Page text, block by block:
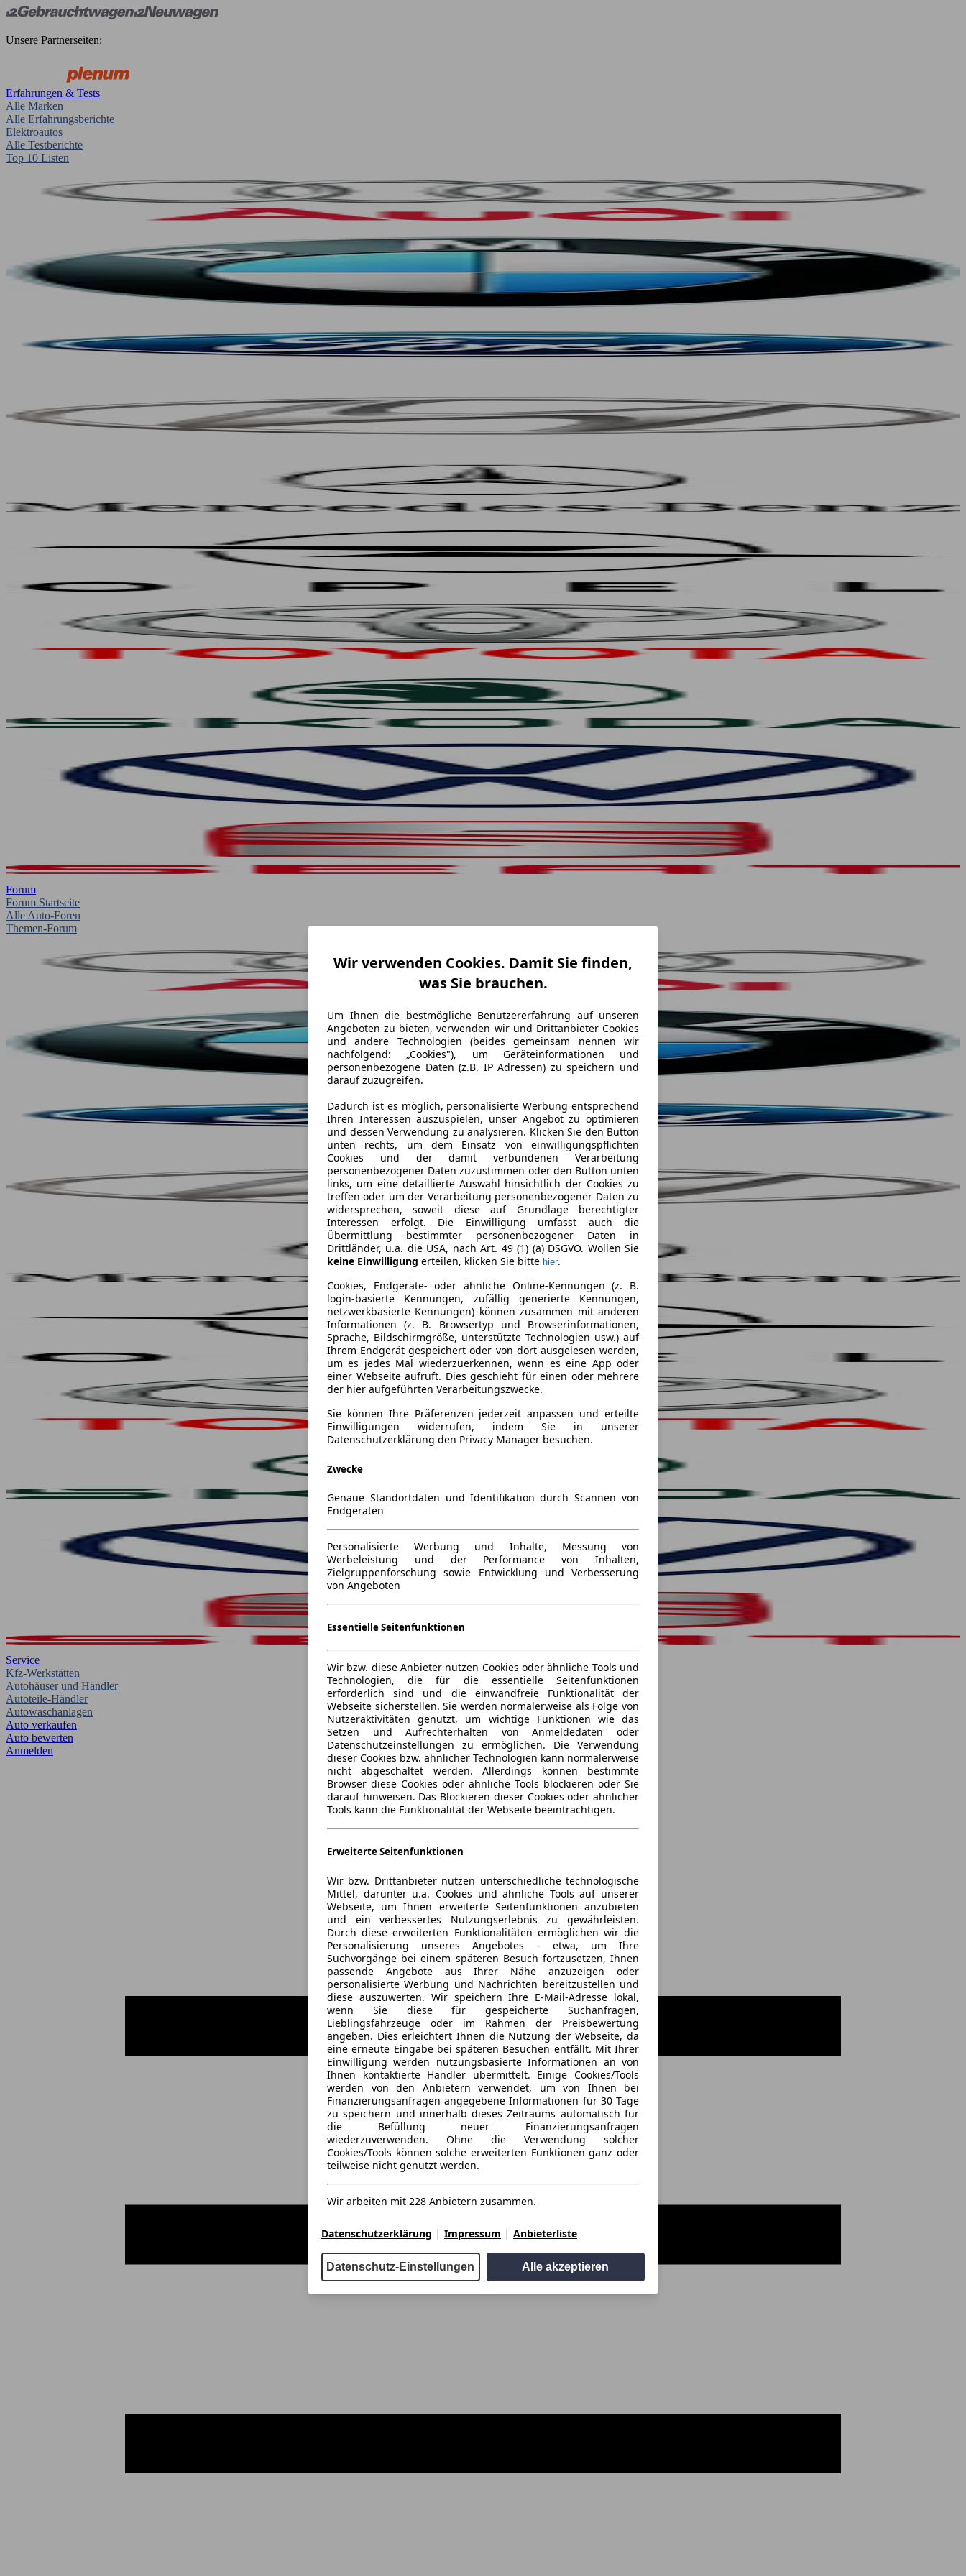
Unsere Partnerseiten:
Erfahrungen & Tests
Alle Marken
Alle Erfahrungsberichte
Elektroautos
Alle Testberichte
Top 10 Listen
Forum
Forum Startseite
Alle Auto-Foren
Themen-Forum
Service
Kfz-Werkstätten
Autohäuser und Händler
Autoteile-Händler
Autowaschanlagen
Auto verkaufen
Auto bewerten
Anmelden
Wir verwenden Cookies. Damit Sie finden,
was Sie brauchen.
Um Ihnen die bestmögliche Benutzererfahrung auf unseren
Angeboten zu bieten, verwenden wir und Drittanbieter Cookies
und andere Technologien (beides gemeinsam nennen wir
nachfolgend: „Cookies"), um Geräteinformationen und
personenbezogene Daten (z.B. IP Adressen) zu speichern und
darauf zuzugreifen.
Dadurch ist es möglich, personalisierte Werbung entsprechend
Ihren Interessen auszuspielen, unser Angebot zu optimieren
und dessen Verwendung zu analysieren. Klicken Sie den Button
unten rechts, um dem Einsatz von einwilligungspflichten
Cookies und der damit verbundenen Verarbeitung
personenbezogener Daten zuzustimmen oder den Button unten
links, um eine detaillierte Auswahl hinsichtlich der Cookies zu
treffen oder um der Verarbeitung personenbezogener Daten zu
widersprechen, soweit diese auf Grundlage berechtigter
Interessen erfolgt. Die Einwilligung umfasst auch die
Übermittlung bestimmter personenbezogener Daten in
Drittländer, u.a. die USA, nach Art. 49 (1) (a) DSGVO. Wollen Sie
keine Einwilligung erteilen, klicken Sie bitte hier.
Cookies, Endgeräte- oder ähnliche Online-Kennungen (z. B.
login-basierte Kennungen, zufällig generierte Kennungen,
netzwerkbasierte Kennungen) können zusammen mit anderen
Informationen (z. B. Browsertyp und Browserinformationen,
Sprache, Bildschirmgröße, unterstützte Technologien usw.) auf
Ihrem Endgerät gespeichert oder von dort ausgelesen werden,
um es jedes Mal wiederzuerkennen, wenn es eine App oder
einer Webseite aufruft. Dies geschieht für einen oder mehrere
der hier aufgeführten Verarbeitungszwecke.
Sie können Ihre Präferenzen jederzeit anpassen und erteilte
Einwilligungen widerrufen, indem Sie in unserer
Datenschutzerklärung den Privacy Manager besuchen.
Zwecke
Genaue Standortdaten und Identifikation durch Scannen von
Endgeräten
Personalisierte Werbung und Inhalte, Messung von
Werbeleistung und der Performance von Inhalten,
Zielgruppenforschung sowie Entwicklung und Verbesserung
von Angeboten
Essentielle Seitenfunktionen
Wir bzw. diese Anbieter nutzen Cookies oder ähnliche Tools und
Technologien, die für die essentielle Seitenfunktionen
erforderlich sind und die einwandfreie Funktionalität der
Webseite sicherstellen. Sie werden normalerweise als Folge von
Nutzeraktivitäten genutzt, um wichtige Funktionen wie das
Setzen und Aufrechterhalten von Anmeldedaten oder
Datenschutzeinstellungen zu ermöglichen. Die Verwendung
dieser Cookies bzw. ähnlicher Technologien kann normalerweise
nicht abgeschaltet werden. Allerdings können bestimmte
Browser diese Cookies oder ähnliche Tools blockieren oder Sie
darauf hinweisen. Das Blockieren dieser Cookies oder ähnlicher
Tools kann die Funktionalität der Webseite beeinträchtigen.
Erweiterte Seitenfunktionen
Wir bzw. Drittanbieter nutzen unterschiedliche technologische
Mittel, darunter u.a. Cookies und ähnliche Tools auf unserer
Webseite, um Ihnen erweiterte Seitenfunktionen anzubieten
und ein verbessertes Nutzungserlebnis zu gewährleisten.
Durch diese erweiterten Funktionalitäten ermöglichen wir die
Personalisierung unseres Angebotes - etwa, um Ihre
Suchvorgänge bei einem späteren Besuch fortzusetzen, Ihnen
passende Angebote aus Ihrer Nähe anzuzeigen oder
personalisierte Werbung und Nachrichten bereitzustellen und
diese auszuwerten. Wir speichern Ihre E-Mail-Adresse lokal,
wenn Sie diese für gespeicherte Suchanfragen,
Lieblingsfahrzeuge oder im Rahmen der Preisbewertung
angeben. Dies erleichtert Ihnen die Nutzung der Webseite, da
eine erneute Eingabe bei späteren Besuchen entfällt. Mit Ihrer
Einwilligung werden nutzungsbasierte Informationen an von
Ihnen kontaktierte Händler übermittelt. Einige Cookies/Tools
werden von den Anbietern verwendet, um von Ihnen bei
Finanzierungsanfragen angegebene Informationen für 30 Tage
zu speichern und innerhalb dieses Zeitraums automatisch für
die Befüllung neuer Finanzierungsanfragen
wiederzuverwenden. Ohne die Verwendung solcher
Cookies/Tools können solche erweiterten Funktionen ganz oder
teilweise nicht genutzt werden.
Wir arbeiten mit 228 Anbietern zusammen.
Datenschutzerklärung | Impressum | Anbieterliste
Datenschutz-Einstellungen Alle akzeptieren